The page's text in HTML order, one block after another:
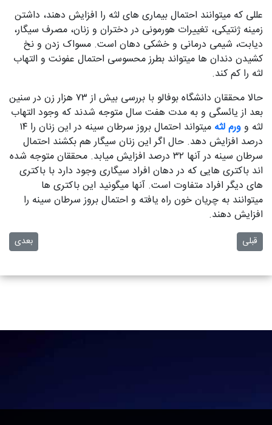
عللی که میتوانند احتمال بیماری های لثه را افزایش دهند، داشتن
زمینه ژنتیکی، تغییرات هورمونی در دختران و زنان، مصرف سیگار،
دیابت، شیمی درمانی و خشکی دهان است. مسواک زدن و نخ
کشیدن دندان ها میتواند بطرز محسوسی احتمال عفونت و التهاب
لثه را کم کند.
حالا محققان دانشگاه بوفالو با بررسی بیش از ۷۳ هزار زن در سنین
بعد از یائسگی و به مدت هفت سال متوجه شدند که وجود التهاب
لثه وورم لثه
میتواند احتمال بروز سرطان سینه در این زنان را ۱۴
درصد افزایش دهد. حال اگر این زنان سیگار هم بکشند احتمال
سرطان سینه در آنها ۳۲ درصد افزایش میابد. محققان متوجه شده
اند باکتری هایی که در دهان افراد سیگاری وجود دارد با باکتری
های دیگر افراد متفاوت است. آنها میگونید این باکتری ها
میتوانند به چریان خون راه یافته و احتمال بروز سرطان سینه را
افزایش دهند.
مطلب قبلی: هشدار برای افرادی که از دندان مصنوعی استفاده میکنند
قبلی مطلب
بعدی